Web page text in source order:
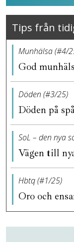
Tips från
Munhälsa (#4/
God
Döden (#3/25)
Döden på
SoL – den nya
Vägen till
Hbtq (#1/25)
Oro och